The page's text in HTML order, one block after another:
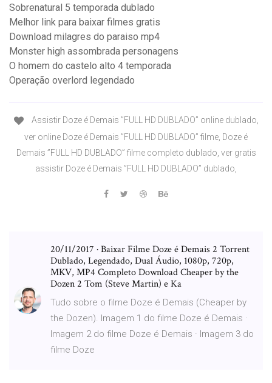
Sobrenatural 5 temporada dublado
Melhor link para baixar filmes gratis
Download milagres do paraiso mp4
Monster high assombrada personagens
O homem do castelo alto 4 temporada
Operação overlord legendado
Assistir Doze é Demais ”FULL HD DUBLADO” online dublado,
ver online Doze é Demais ”FULL HD DUBLADO” filme, Doze é
Demais ”FULL HD DUBLADO” filme completo dublado, ver gratis
assistir Doze é Demais ”FULL HD DUBLADO” dublado,
20/11/2017 · Baixar Filme Doze é Demais 2 Torrent
Dublado, Legendado, Dual Áudio, 1080p, 720p,
MKV, MP4 Completo Download Cheaper by the
Dozen 2 Tom (Steve Martin) e Ka
Tudo sobre o filme Doze é Demais (Cheaper by
the Dozen). Imagem 1 do filme Doze é Demais ·
Imagem 2 do filme Doze é Demais · Imagem 3 do
filme Doze